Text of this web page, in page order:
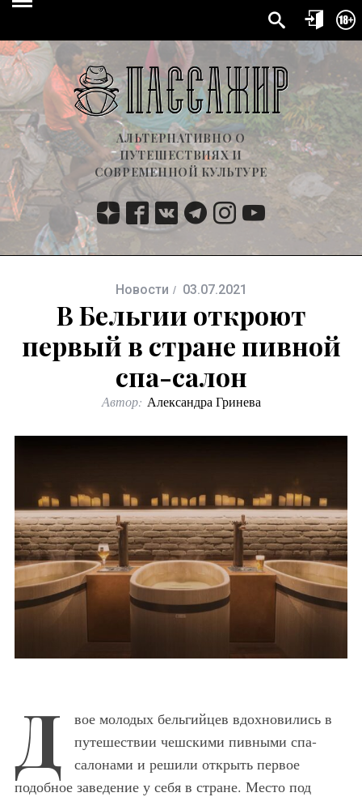
АЛЬТЕРНАТИВНО О
ПУТЕШЕСТВИЯХ И
СОВРЕМЕННОЙ КУЛЬТУРЕ
Новости 03.07.2021
В Бельгии откроют
первый в стране пивной
спа-салон
Автор: Александра Гринева
Д
вое молодых бельгийцев вдохновились в
путешествии чешскими пивными спа-
салонами и решили открыть первое
подобное заведение у себя в стране. Место под